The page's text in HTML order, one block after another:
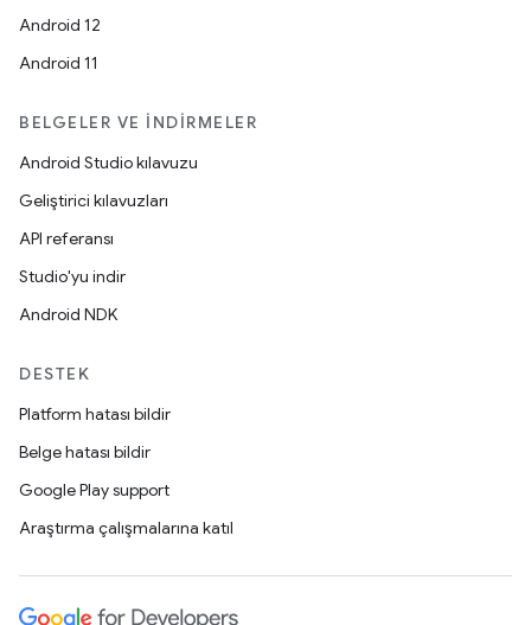
Android 12
Android 11
BELGELER VE İNDIRMELER
Android Studio kılavuzu
Geliştirici kılavuzları
API referansı
Studio'yu indir
Android NDK
DESTEK
Platform hatası bildir
Belge hatası bildir
Google Play support
Araştırma çalışmalarına katıl